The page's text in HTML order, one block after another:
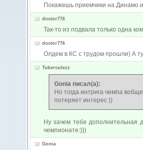
Покажешь приемчики на Динамо
doctor776
Так-то из подвала только одна
doctor776
Олдем в КС с трудом прошли) А
Tuberculezz
Gonia писал(а):
Но тогда интрига чемпа
потеряет интерес ))
Ну зачем тебе дополнительная
чемпионате:)))
Gonia